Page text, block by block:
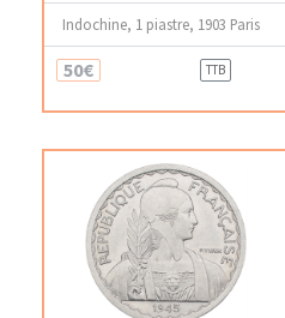
Indochine, 1 piastre, 1903 Paris
50€ TTB